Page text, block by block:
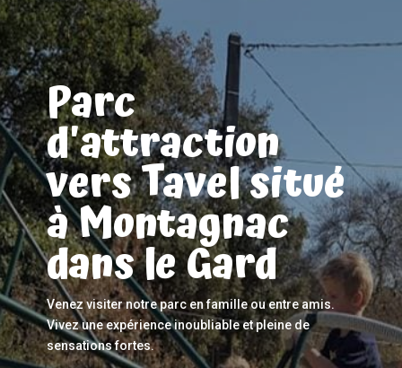
Parc
d'attraction
vers Tavel situé
à Montagnac
dans le Gard
Venez visiter notre parc en famille ou entre amis.
Vivez une expérience inoubliable et pleine de
sensations fortes.